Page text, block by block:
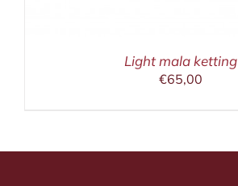
Light mala ketting
€65,00